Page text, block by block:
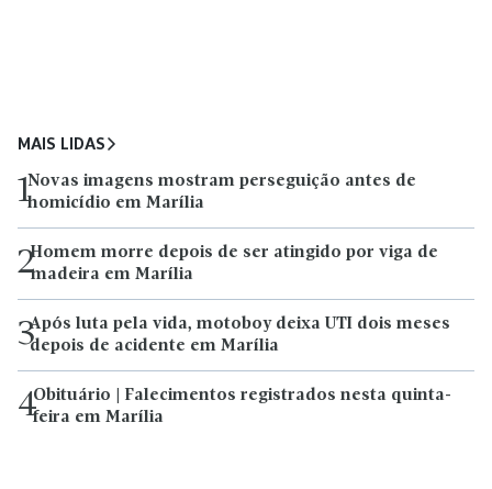
MAIS LIDAS
1Novas imagens mostram perseguição antes de
homicídio em Marília
2Homem morre depois de ser atingido por viga de
madeira em Marília
3Após luta pela vida, motoboy deixa UTI dois meses
depois de acidente em Marília
4Obituário | Falecimentos registrados nesta quinta-
feira em Marília